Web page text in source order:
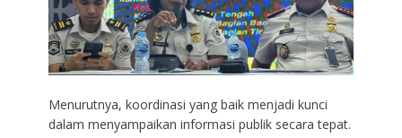
Menurutnya, koordinasi yang baik menjadi kunci
dalam menyampaikan informasi publik secara tepat.